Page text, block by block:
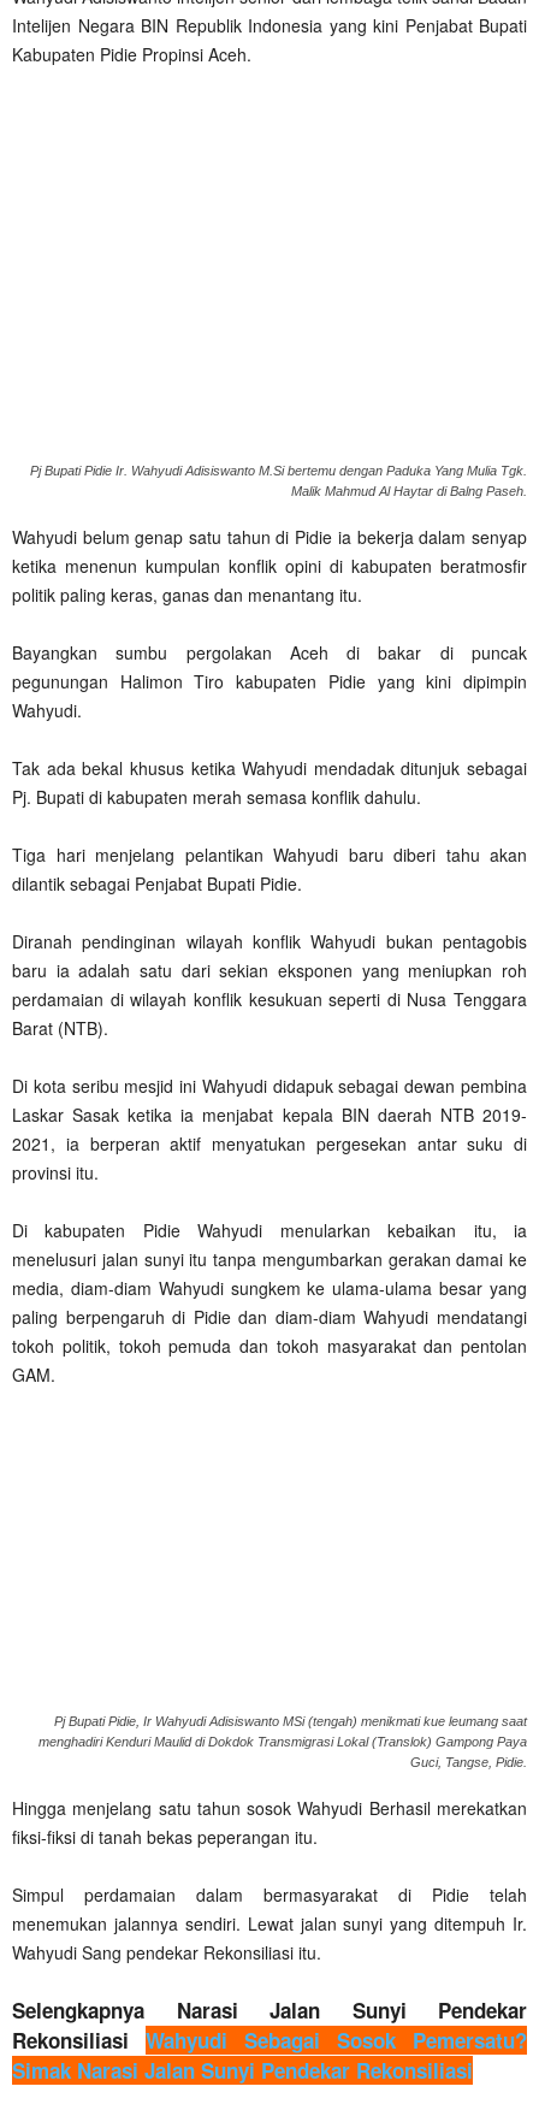
Intelijen Negara BIN Republik Indonesia yang kini Penjabat Bupati
Kabupaten Pidie Propinsi Aceh.
Pj Bupati Pidie Ir. Wahyudi Adisiswanto M.Si bertemu dengan Paduka Yang Mulia Tgk.
Malik Mahmud Al Haytar di Balng Paseh.
Wahyudi belum genap satu tahun di Pidie ia bekerja dalam senyap
ketika menenun kumpulan konflik opini di kabupaten beratmosfir
politik paling keras, ganas dan menantang itu.
Bayangkan sumbu pergolakan Aceh di bakar di puncak
pegunungan Halimon Tiro kabupaten Pidie yang kini dipimpin
Wahyudi.
Tak ada bekal khusus ketika Wahyudi mendadak ditunjuk sebagai
Pj. Bupati di kabupaten merah semasa konflik dahulu.
Tiga hari menjelang pelantikan Wahyudi baru diberi tahu akan
dilantik sebagai Penjabat Bupati Pidie.
Diranah pendinginan wilayah konflik Wahyudi bukan pentagobis
baru ia adalah satu dari sekian eksponen yang meniupkan roh
perdamaian di wilayah konflik kesukuan seperti di Nusa Tenggara
Barat (NTB).
Di kota seribu mesjid ini Wahyudi didapuk sebagai dewan pembina
Laskar Sasak ketika ia menjabat kepala BIN daerah NTB 2019-
2021, ia berperan aktif menyatukan pergesekan antar suku di
provinsi itu.
Di kabupaten Pidie Wahyudi menularkan kebaikan itu, ia
menelusuri jalan sunyi itu tanpa mengumbarkan gerakan damai ke
media, diam-diam Wahyudi sungkem ke ulama-ulama besar yang
paling berpengaruh di Pidie dan diam-diam Wahyudi mendatangi
tokoh politik, tokoh pemuda dan tokoh masyarakat dan pentolan
GAM.
Pj Bupati Pidie, Ir Wahyudi Adisiswanto MSi (tengah) menikmati kue leumang saat
menghadiri Kenduri Maulid di Dokdok Transmigrasi Lokal (Translok) Gampong Paya
Guci, Tangse, Pidie.
Hingga menjelang satu tahun sosok Wahyudi Berhasil merekatkan
fiksi-fiksi di tanah bekas peperangan itu.
Simpul perdamaian dalam bermasyarakat di Pidie telah
menemukan jalannya sendiri. Lewat jalan sunyi yang ditempuh Ir.
Wahyudi Sang pendekar Rekonsiliasi itu.
Selengkapnya Narasi Jalan Sunyi Pendekar
Rekonsiliasi Wahyudi Sebagai Sosok Pemersatu?
Simak Narasi Jalan Sunyi Pendekar Rekonsiliasi